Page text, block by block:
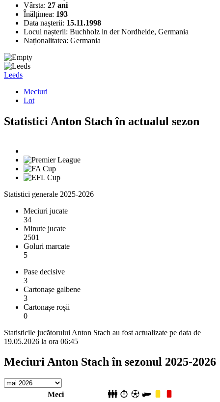
Vârsta: 27 ani
Înălțimea: 193
Data nașterii: 15.11.1998
Locul nașterii: Buchholz in der Nordheide, Germania
Naționalitatea: Germania
Leeds
Meciuri
Lot
Statistici Anton Stach în actualul sezon
Statistici generale 2025-2026
Meciuri jucate
34
Minute jucate
2501
Goluri marcate
5
Pase decisive
3
Cartonașe galbene
3
Cartonașe roșii
0
Statisticile jucătorului Anton Stach au fost actualizate pe data de
19.05.2026 la ora 06:45
Meciuri Anton Stach în sezonul 2025-2026
Meci